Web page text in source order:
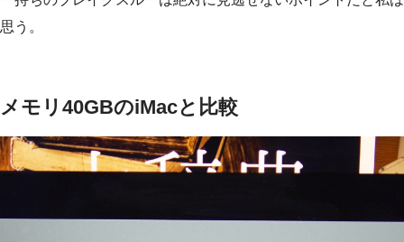
思う。
メモリ40GBのiMacと比較